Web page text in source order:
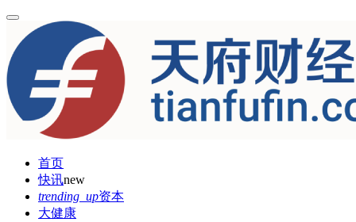
首页
快讯new
trending_up资本
大健康